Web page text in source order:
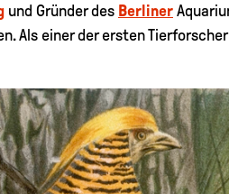
und Gründer des Berliner
Als einer der ersten